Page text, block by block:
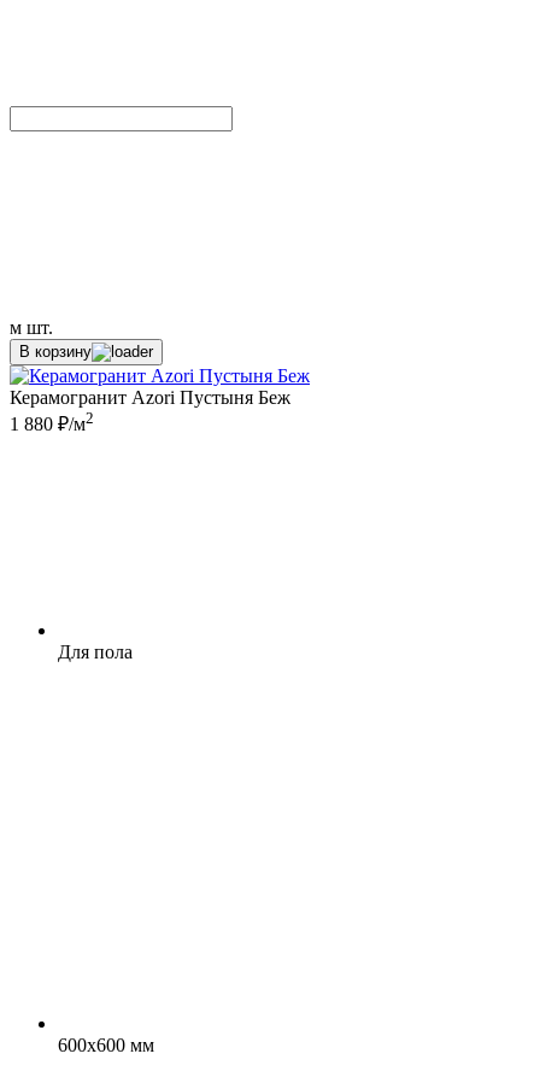
м шт.
В корзину
Керамогранит Azori Пустыня Беж
1 880 ₽/м2
Для пола
600x600 мм